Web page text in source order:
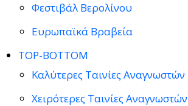
Φεστιβάλ Βερολίνου
Ευρωπαϊκά Βραβεία
TOP-BOTTOM
Καλύτερες Ταινίες Αναγνωστών
Χειρότερες Ταινίες Αναγνωστών